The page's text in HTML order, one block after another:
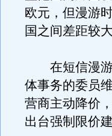
欧元，但漫游
国之间差距较大
在短信漫游
体事务的委员
营商主动降价
出台强制限价建